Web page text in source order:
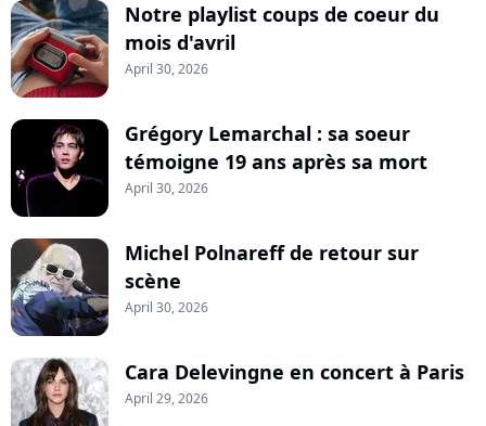
Notre playlist coups de coeur du
mois d'avril
April 30, 2026
Grégory Lemarchal : sa soeur
témoigne 19 ans après sa mort
April 30, 2026
Michel Polnareff de retour sur
scène
April 30, 2026
Cara Delevingne en concert à Paris
April 29, 2026